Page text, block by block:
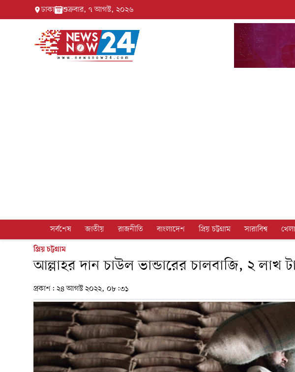
ঢাকা শুক্রবার, ৭ আগস্ট, ২০২৬
সর্বশেষ জাতীয় রাজনীতি বাংলাদেশ প্রিয় চট্টগ্রাম সারাবিশ্ব খেলা
প্রিয় চট্টগ্রাম
আল্লাহর দান চাউল ভান্ডারের চালবাজি, ২ লাখ
প্রকাশ: ২৪ আগস্ট ২০২২, ০৮:৩১